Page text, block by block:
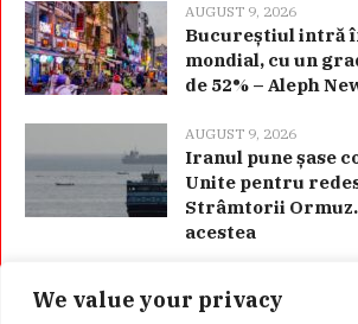
We value your privacy
AUGUST 9, 2026
Bucureștiul intră
mondial, cu un
de 52% – Aleph
AUGUST 9, 2026
Iranul pune șase
Unite pentru
Strâmtorii
acestea
Categorii